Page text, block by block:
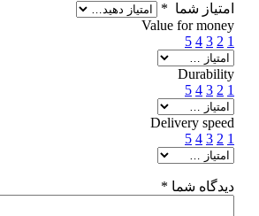
امتیاز شما *
Value for money
1
2
3
4
5
Durability
1
2
3
4
5
Delivery speed
1
2
3
4
5
دیدگاه شما *